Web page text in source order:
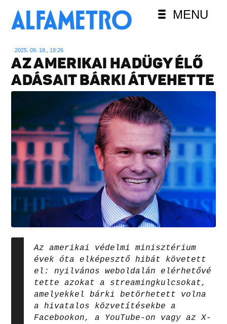
MENU
2025. 09. 18., 18:26
AZ AMERIKAI HADÜGY ÉLŐ
ADÁSAIT BÁRKI ÁTVEHETTE
Az amerikai védelmi minisztérium
évek óta elképesztő hibát követett
el: nyilvános weboldalán elérhetővé
tette azokat a streamingkulcsokat,
amelyekkel bárki betörhetett volna
a hivatalos közvetítésekbe a
Facebookon, a YouTube-on vagy az X-